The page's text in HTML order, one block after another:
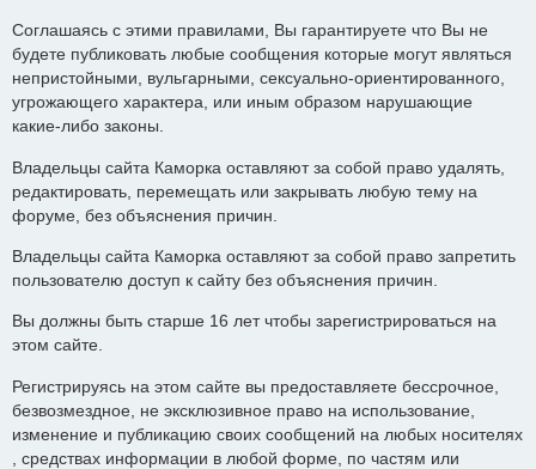
Соглашаясь с этими правилами, Вы гарантируете что Вы не
будете публиковать любые сообщения которые могут являться
непристойными, вульгарными, сексуально-ориентированного,
угрожающего характера, или иным образом нарушающие
какие-либо законы.
Владельцы сайта Каморка оставляют за собой право удалять,
редактировать, перемещать или закрывать любую тему на
форуме, без объяснения причин.
Владельцы сайта Каморка оставляют за собой право запретить
пользователю доступ к сайту без объяснения причин.
Вы должны быть старше 16 лет чтобы зарегистрироваться на
этом сайте.
Регистрируясь на этом сайте вы предоставляете бессрочное,
безвозмездное, не эксклюзивное право на использование,
изменение и публикацию своих сообщений на любых носителях
, средствах информации в любой форме, по частям или